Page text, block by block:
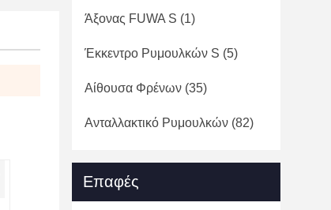
Άξονας FUWA S (1)
Έκκεντρο Ρυμουλκών S (5)
Αίθουσα Φρένων (35)
Ανταλλακτικό Ρυμουλκών (82)
Επαφές